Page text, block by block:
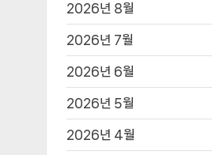
2026년 8월
2026년 7월
2026년 6월
2026년 5월
2026년 4월